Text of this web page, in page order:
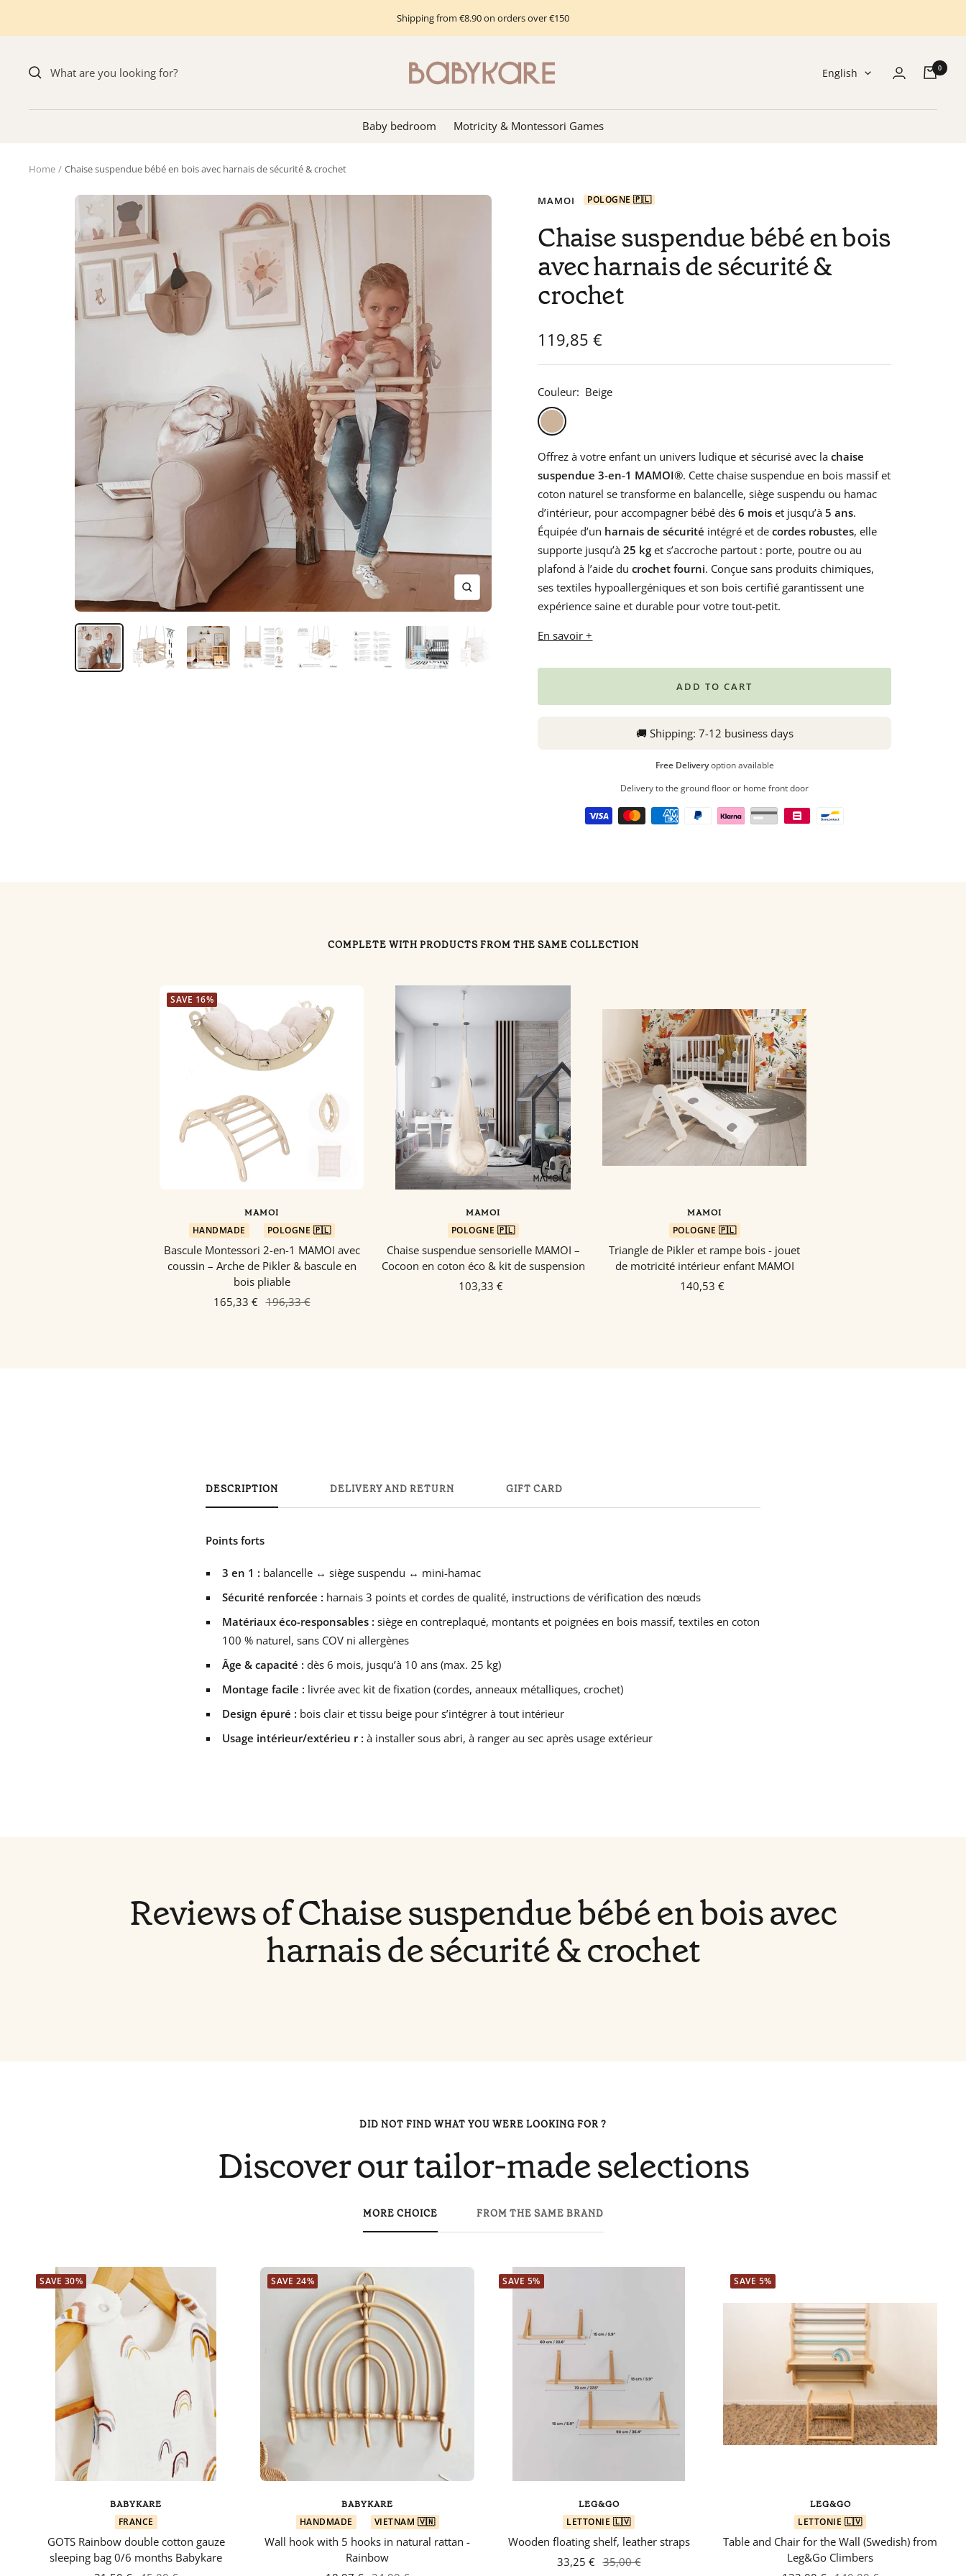
Shipping from €8.90 on orders over €150
Babykare
Chambre
et
puériculture.
Tout
ce
dont
vous
avez
besoin
en
tant
que
parents
pour
votre
enfant,
Papa.
Meilleurs
Language
English 0
Baby bedroom Motricity & Montessori Games
Home Chaise suspendue bébé en bois avec harnais de sécurité & crochet
Zoom
MAMOI POLOGNE 🇵🇱
Chaise suspendue bébé en bois
avec harnais de sécurité &
crochet
Sale
price
119,85 €
Couleur: Beige
Beige
Offrez à votre enfant un univers ludique et sécurisé avec lachaise
suspendue 3-en-1 MAMOI®. Cette chaise suspendue en bois massif et
coton naturel se transforme en balancelle, siège suspendu ou hamac
d’intérieur, pour accompagner bébé dès6 mois et jusqu’à5 ans.
Équipée d’un harnais de sécurité intégré et decordes robustes, elle
supporte jusqu’à25 kg et s’accroche partout : porte, poutre ou au
plafond à l’aide ducrochet fourni. Conçue sans produits chimiques,
ses textiles hypoallergéniques et son bois certifié garantissent une
expérience saine et durable pour votre tout-petit.
En savoir +
ADD TO CART
🚚 Shipping: 7-12 business days
Free Deliveryoption available
Delivery to the ground floor or home front door
COMPLETE WITH PRODUCTS FROM THE SAME COLLECTION
SAVE 16%
MAMOI
HANDMADE POLOGNE 🇵🇱
Bascule Montessori 2-en-1 MAMOI avec
coussin – Arche de Pikler & bascule en
bois pliable
165,33 € 196,33 €
MAMOI
POLOGNE 🇵🇱
Chaise suspendue sensorielle MAMOI –
Cocoon en coton éco & kit de suspension
103,33 €
MAMOI
POLOGNE 🇵🇱
Triangle de Pikler et rampe bois - jouet
de motricité intérieur enfant MAMOI
140,53 €
DESCRIPTION DELIVERY AND RETURN GIFT CARD
Points forts
3 en 1 : balancelle ↔ siège suspendu ↔ mini-hamac
Sécurité renforcée : harnais 3 points et cordes de qualité, instructions de vérification des nœuds
Matériaux éco-responsables : siège en contreplaqué, montants et poignées en bois massif, textiles en coton
100 % naturel, sans COV ni allergènes
Âge & capacité : dès 6 mois, jusqu’à 10 ans (max. 25 kg)
Montage facile : livrée avec kit de fixation (cordes, anneaux métalliques, crochet)
Design épuré : bois clair et tissu beige pour s’intégrer à tout intérieur
Usage intérieur/extérieu r : à installer sous abri, à ranger au sec après usage extérieur
Reviews of Chaise suspendue bébé en bois avec
harnais de sécurité & crochet
DID NOT FIND WHAT YOU WERE LOOKING FOR ?
Discover our tailor-made selections
MORE CHOICE FROM THE SAME BRAND
SAVE 30%
BABYKARE
FRANCE
GOTS Rainbow double cotton gauze
sleeping bag 0/6 months Babykare
SAVE 24%
BABYKARE
HANDMADE VIETNAM 🇻🇳
Wall hook with 5 hooks in natural rattan -
Rainbow
SAVE 5%
LEG&GO
LETTONIE 🇱🇻
Wooden floating shelf, leather straps
33,25 € 35,00 €
SAVE 5%
LEG&GO
LETTONIE 🇱🇻
Table and Chair for the Wall (Swedish) from
Leg&Go Climbers